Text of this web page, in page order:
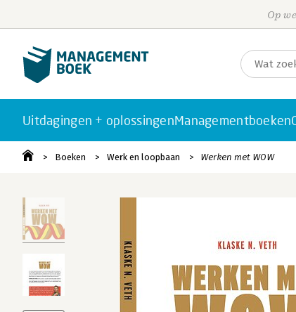
Op
Uitdagingen + oplossingenManagementboeken
Boeken Werk en loopbaan Werken met WOW